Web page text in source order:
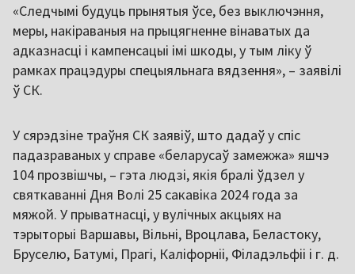
«Следчымі будуць прынятыя ўсе, без выключэння,
меры, накіраваныя на прыцягненне вінаватых да
адказнасці і кампенсацыі імі шкоды, у тым ліку ў
рамках працэдуры спецыяльнага вядзення», – заявілі
ў СК.
У сярэдзіне траўня СК заявіў, што дадаў у спіс
падазраваных у справе «беларусаў замежжа» яшчэ
104 прозвішчы, – гэта людзі, якія бралі ўдзел у
святкаванні Дня Волі 25 сакавіка 2024 года за
мяжой. У прыватнасці, у вулічных акцыях на
тэрыторыі Варшавы, Вільні, Вроцлава, Беластоку,
Бруселю, Батумі, Прагі, Каліфорніі, Філадэльфіі і г. д.